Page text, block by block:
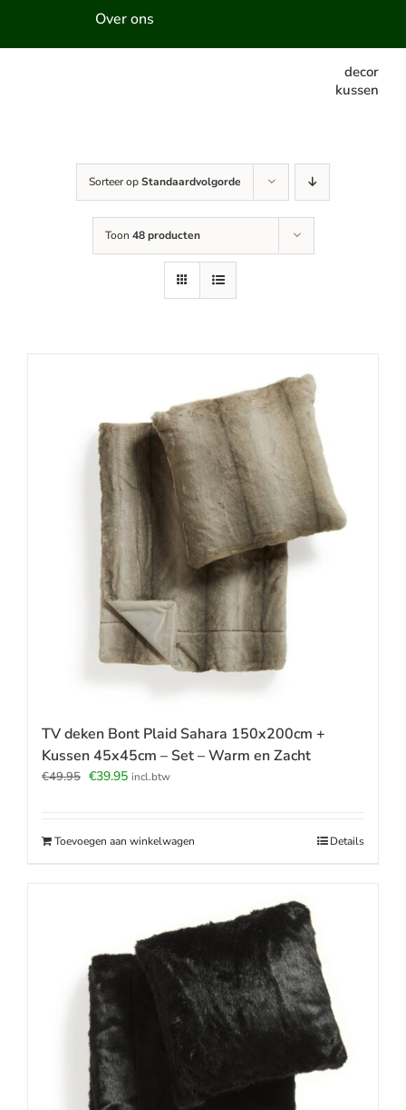
Over ons
decor
kussen
Sorteer opStandaardvolgorde
Toon 48 producten
TV deken Bont Plaid Sahara 150x200cm +
Kussen 45x45cm – Set – Warm en Zacht
€49.95 Oorspronkelijke
€39.95Huidige
incl.btw
Toevoegen aan winkelwagen Details